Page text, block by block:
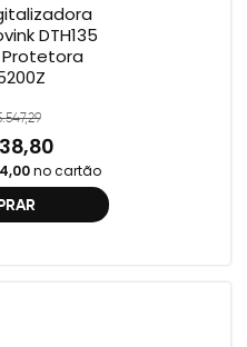
DTH135
Protetora
no cartão